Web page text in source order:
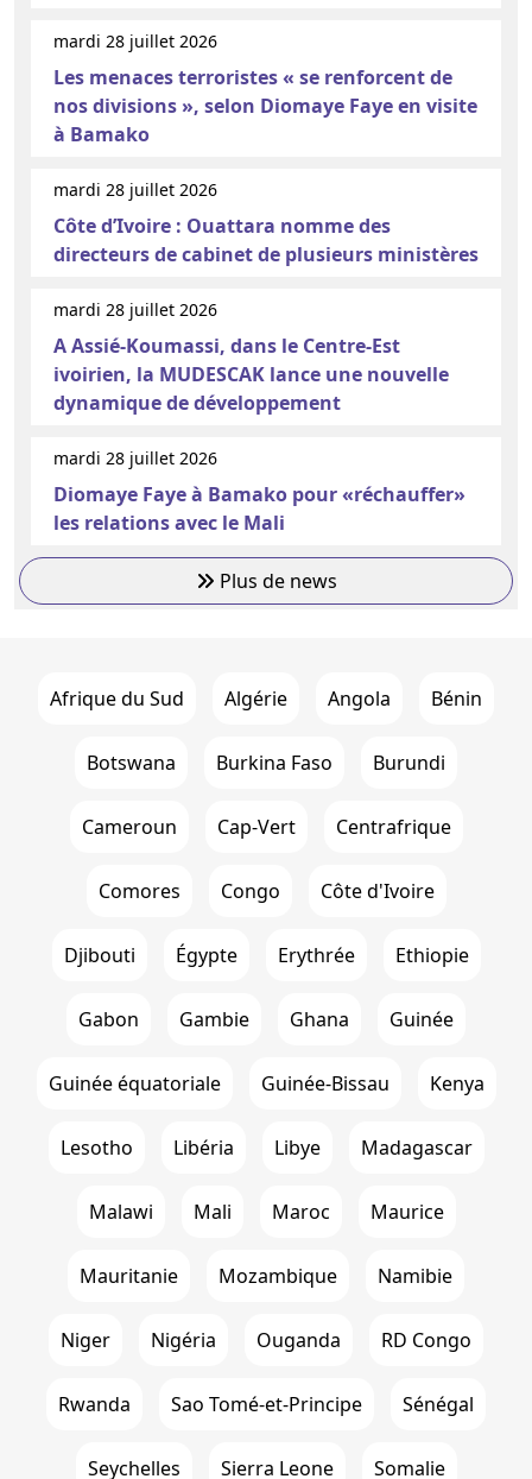
mardi 28 juillet 2026
Les menaces terroristes « se renforcent de
nos divisions », selon Diomaye Faye en visite
à Bamako
mardi 28 juillet 2026
Côte d’Ivoire : Ouattara nomme des
directeurs de cabinet de plusieurs ministères
mardi 28 juillet 2026
A Assié-Koumassi, dans le Centre-Est
ivoirien, la MUDESCAK lance une nouvelle
dynamique de développement
mardi 28 juillet 2026
Diomaye Faye à Bamako pour «réchauffer»
les relations avec le Mali
Plus de news
Afrique du Sud Algérie Angola Bénin
Botswana Burkina Faso Burundi
Cameroun Cap-Vert Centrafrique
Comores Congo Côte d'Ivoire
Djibouti Égypte Erythrée Ethiopie
Gabon Gambie Ghana Guinée
Guinée équatoriale Guinée-Bissau Kenya
Lesotho Libéria Libye Madagascar
Malawi Mali Maroc Maurice
Mauritanie Mozambique Namibie
Niger Nigéria Ouganda RD Congo
Rwanda Sao Tomé-et-Principe Sénégal
Seychelles Sierra Leone Somalie